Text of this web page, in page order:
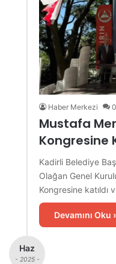
Haber Merkezi 0
Mustafa
Kongresine
Kadirli Belediye
Olağan Genel
Kongresine katıldı
Devamını Oku
Haz
- 2025 -